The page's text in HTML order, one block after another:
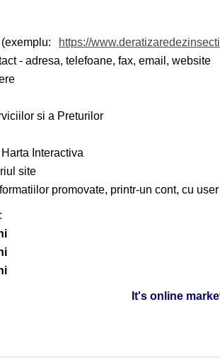
https://
- adresa, telefoane, fax, email, website
si a Preturilor
Interactiva
site
promovate, printr-un cont, cu
It's online